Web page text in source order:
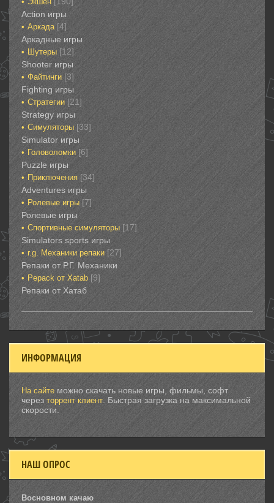
‎Action игры
Аркада‎ [4]
Аркадные игры
Шутеры‎ [12]
‎Shooter игры
Файтинги‎ [3]
Fighting игры
Стратегии‎ [21]
Strategy игры
Симуляторы‎ [33]
Simulator игры
Головоломки‎ [6]
Puzzle игры
Приключения‎ [34]
Adventures игры
Ролевые игры‎ [7]
Ролевые игры‎‎‎‎‎‎
Спортивные‎ симуляторы [17]
Simulators sports игры
r.g. Механики репаки [27]
Репаки от Р.Г. Механики
Рepack от Xatab [9]
Репаки от Хатаб
ИНФОРМАЦИЯ
На сайте можно скачать новые игры, фильмы, софт
через торрент клиент . Быстрая загрузка на максимальной
скорости.
НАШ ОПРОС
Восновном качаю